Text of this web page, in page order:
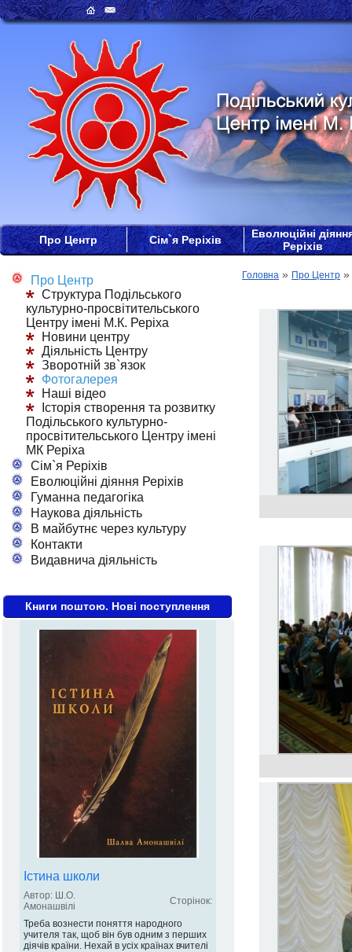
Про Центр Сім`я Реріхів
Еволюційні
Реріхів
Про Центр
Структура Подільського
культурно-просвітительського
Центру імені М.К. Реріха
Новини центру
Діяльність Центру
Зворотній зв`язок
Фотогалерея
Наші відео
Історія створення та розвитку
Подільського культурно-
просвітительського Центру імені
МК Реріха
Сім`я Реріхів
Еволюційні діяння Реріхів
Гуманна педагогіка
Наукова діяльність
В майбутнє через культуру
Контакти
Видавнича діяльність
Книги поштою. Нові поступлення
Істина школи
Автор: Ш.О.
Амонашвілі
Сторінок:
Треба вознести поняття народного
учителя так, щоб він був одним з перших
діячів країни. Нехай в усіх країнах вчителі
Головна » Про Центр »